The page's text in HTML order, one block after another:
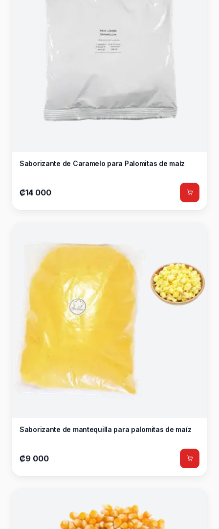
Saborizante de Caramelo para Palomitas de maíz
₡14 000
Saborizante de mantequilla para palomitas de maíz
₡9 000